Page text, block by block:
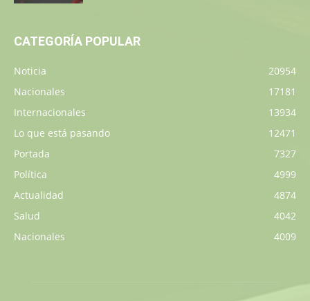
CATEGORÍA POPULAR
Noticia
20954
Nacionales
17181
Internacionales
13934
Lo que está pasando
12471
Portada
7327
Política
4999
Actualidad
4874
Salud
4042
Nacionales
4009